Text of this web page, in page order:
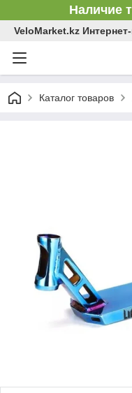
Наличие
VeloMarket.kz
Каталог товаров